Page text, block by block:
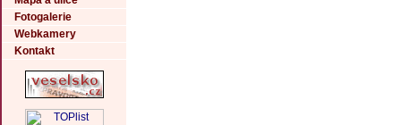
Fotogalerie
Webkamery
Kontakt